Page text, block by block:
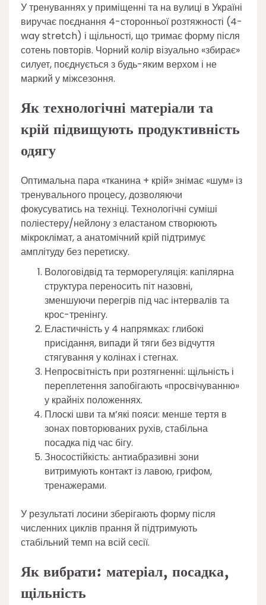
У тренуваннях у приміщенні та на вулиці в Україні
виручає поєднання 4-сторонньої розтяжності (4-
way stretch) і щільності, що тримає форму після
сотень повторів. Чорний колір візуально «збирає»
силует, поєднується з будь-яким верхом і не
маркий у міжсезоння.
Як технологічні матеріали та
крій підвищують продуктивність
одягу
Оптимальна пара «тканина + крій» знімає «шум» із
тренувального процесу, дозволяючи
фокусуватись на техніці. Технологічні суміші
поліестеру/нейлону з еластаном створюють
мікроклімат, а анатомічний крій підтримує
амплітуду без перетиску.
Вологовідвід та терморегуляція: капілярна
структура переносить піт назовні,
зменшуючи перегрів під час інтервалів та
крос-тренінгу.
Еластичність у 4 напрямках: глибокі
присідання, випади й тяги без відчуття
стягування у колінах і стегнах.
Непросвітність при розтягненні: щільність і
переплетення запобігають «просвічуванню»
у крайніх положеннях.
Плоскі шви та м’які пояси: менше тертя в
зонах повторюваних рухів, стабільна
посадка під час бігу.
Зносостійкість: антиабразивні зони
витримують контакт із лавою, грифом,
тренажерами.
У результаті лосини зберігають форму після
численних циклів прання й підтримують
стабільний темп на всій сесії.
Як вибрати: матеріал, посадка,
щільність